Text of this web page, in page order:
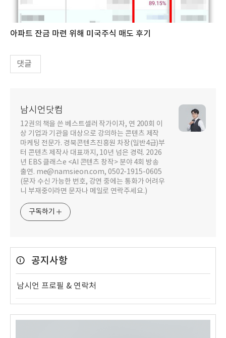
아파트 잔금 마련 위해 미국주식 매도 후기
댓글
남시언닷컴
12권의 책을 쓴 베스트셀러 작가이자, 연 200회 이
상 기업과 기관을 대상으로 강의하는 콘텐츠 제작
마케팅 전문가. 경북콘텐츠진흥원 차장(일반4급)부
터 콘텐츠 제작사 대표까지, 10년 넘은 경력. 2026
년 EBS 클래스e <AI 콘텐츠 창작> 분야 4회 방송
출연. me@namsieon.com, 0502-1915-0605
(문자 수신 가능한 번호, 강연 중에는 통화가 어려우
니 부재중이라면 문자나 메일로 연락주세요.)
구독하기
공지사항
남시언 프로필 & 연락처